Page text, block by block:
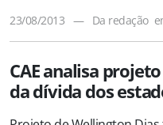
23/08/2013 — Da redação
CAE analisa
da dívida dos